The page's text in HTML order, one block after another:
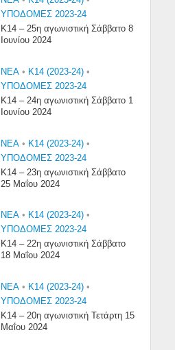
ΥΠΟΔΟΜΕΣ 2023-24
Κ14 – 25η αγωνιστική Σάββατο 8
Ιουνίου 2024
NEA • Κ14 (2023-24) •
ΥΠΟΔΟΜΕΣ 2023-24
Κ14 – 24η αγωνιστική Σάββατο 1
Ιουνίου 2024
NEA • Κ14 (2023-24) •
ΥΠΟΔΟΜΕΣ 2023-24
Κ14 – 23η αγωνιστική Σάββατο
25 Μαΐου 2024
NEA • Κ14 (2023-24) •
ΥΠΟΔΟΜΕΣ 2023-24
Κ14 – 22η αγωνιστική Σάββατο
18 Μαΐου 2024
NEA • Κ14 (2023-24) •
ΥΠΟΔΟΜΕΣ 2023-24
Κ14 – 20η αγωνιστική Τετάρτη 15
Μαΐου 2024